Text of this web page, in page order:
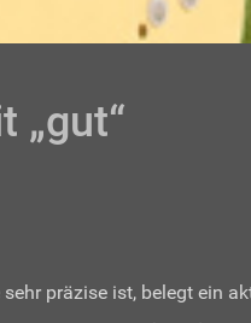
„gut“
präzise ist, belegt ein